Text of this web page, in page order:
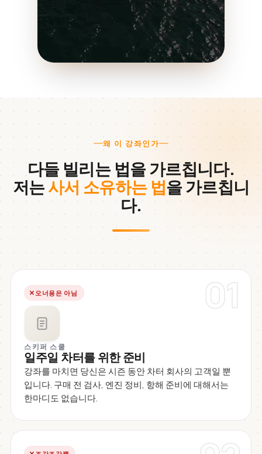
왜 이 강좌인가
다들 빌리는 법을 가르칩니다.
저는사서 소유하는 법을 가르칩니
다.
01
오너용은 아님
스키퍼 스쿨
일주일 차터를 위한 준비
강좌를 마치면 당신은 시즌 동안 차터 회사의 고객일 뿐
입니다. 구매 전 검사, 엔진 정비, 항해 준비에 대해서는
한마디도 없습니다.